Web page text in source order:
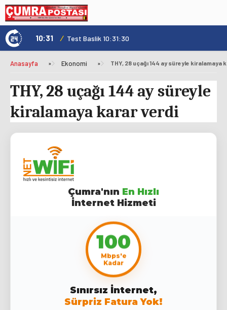
Genç Kültür Kart ile Konya'da Üniversite Yaşamı Daha Avantajlı 10:31 / Test Baslik 10:31:30
Anasayfa » Ekonomi » THY, 28 uçağı 144 ay süreyle kiralamaya
THY, 28 uçağı 144 ay süreyle
kiralamaya karar verdi
Çumra'nın En Hızlı
İnternet Hizmeti
100
Mbps'e
Kadar
Sınırsız İnternet,
Sürpriz Fatura Yok!